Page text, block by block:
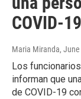
COVID-19
Maria Miranda,
Los
informan que
de COVID-19